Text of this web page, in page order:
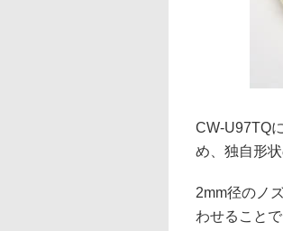
CW-U97TQ
め、独自形
2mm径のノ
わせること